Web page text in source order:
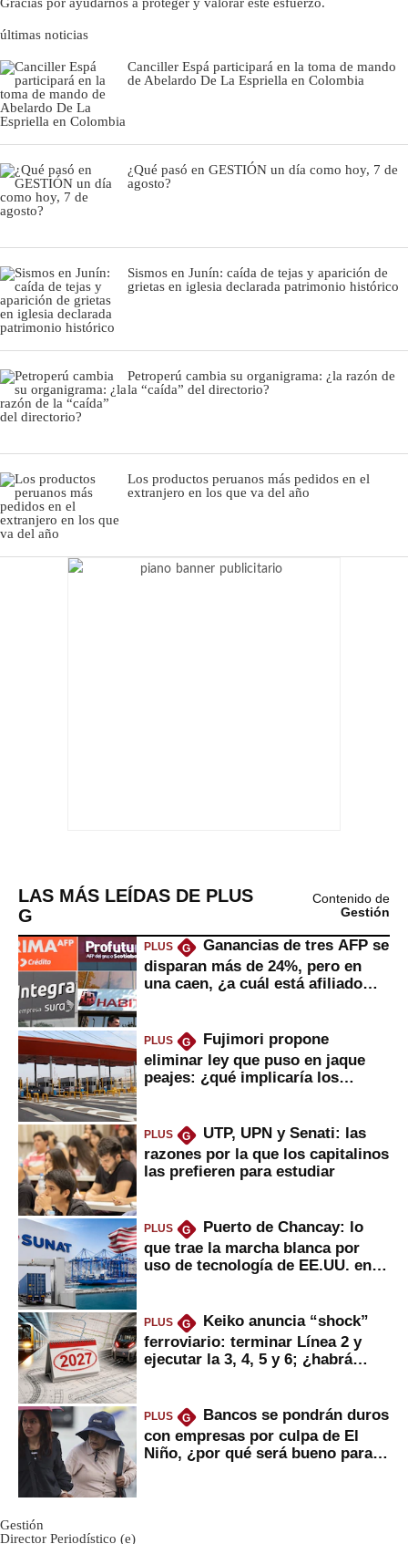
últimas noticias
Canciller Espá participará en la toma de mando
de Abelardo De La Espriella en Colombia
¿Qué pasó en GESTIÓN un día como hoy, 7 de
agosto?
Sismos en Junín: caída de tejas y aparición de
grietas en iglesia declarada patrimonio histórico
Petroperú cambia su organigrama: ¿la razón de
la “caída” del directorio?
Los productos peruanos más pedidos en el
extranjero en los que va del año
LAS MÁS LEÍDAS DE PLUS
G
Contenido de
Gestión
PLUS G
Ganancias de tres AFP se
disparan más de 24%, pero en
una caen, ¿a cuál está afiliado
PLUS G
Fujimori propone
eliminar ley que puso en jaque
peajes: ¿qué implicaría los
PLUS G
UTP, UPN y Senati: las
razones por la que los capitalinos
las prefieren para estudiar
PLUS G
Puerto de Chancay: lo
que trae la marcha blanca por
uso de tecnología de EE.UU. en
PLUS G
Keiko anuncia “shock”
ferroviario: terminar Línea 2 y
ejecutar la 3, 4, 5 y 6; ¿habrá
PLUS G
Bancos se pondrán duros
con empresas por culpa de El
Niño, ¿por qué será bueno para
Gestión
Director Periodístico (e)